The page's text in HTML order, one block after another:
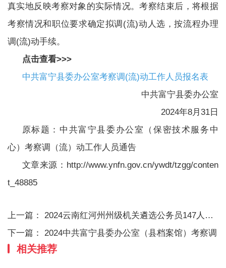
真实地反映考察对象的实际情况。考察结束后，将根据
考察情况和职位要求确定拟调(流)动人选，按流程办理
调(流)动手续。
点击查看>>>
中共富宁县委办公室考察调(流)动工作人员报名表
中共富宁县委办公室
2024年8月31日
原标题：中共富宁县委办公室（保密技术服务中
心）考察调（流）动工作人员通告
文章来源：http://www.ynfn.gov.cn/ywdt/tzgg/conten
t_48885
上一篇： 2024云南红河州州级机关遴选公务员147人公告
下一篇： 2024中共富宁县委办公室（县档案馆）考察调
相关推荐